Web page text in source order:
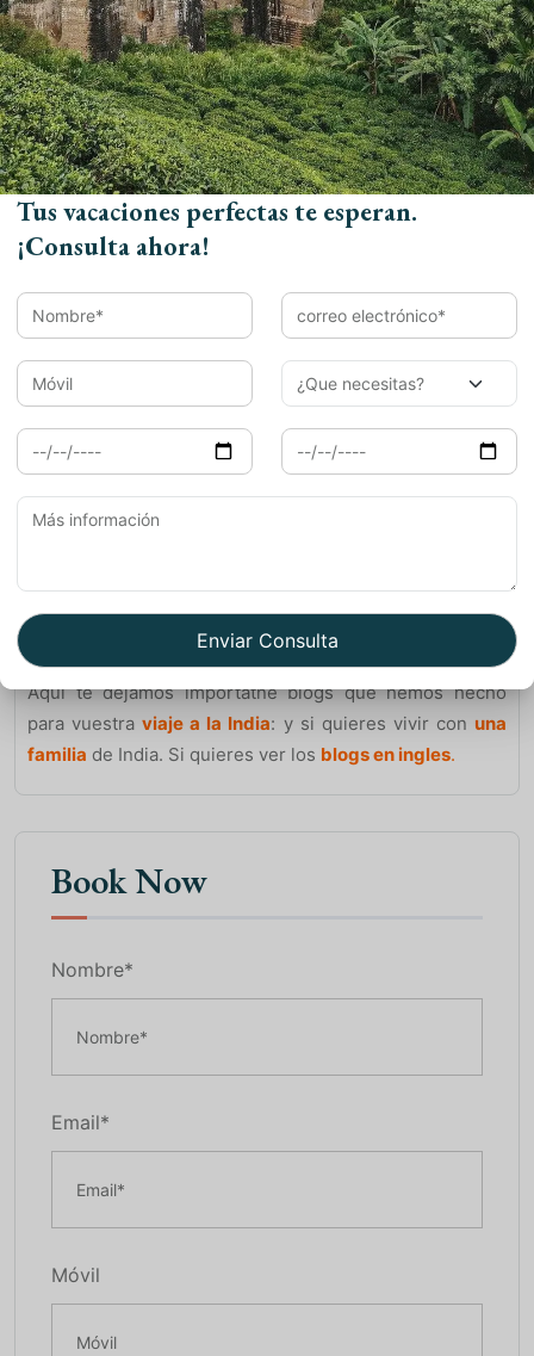
ahora. Badrinath Ki Dulhania es una película de comedia
romántica, dirigida por Shashank Khaitan. Con la
actuación de Varun Dhawan y Alia Bhatt, la película
marca la segunda entrega de una franquicia que
comenzó con Humpty Sharma Ki Dulhania. Bueno creo
que ‘Comedia Romántica’ es un género también Inglés /
Americano para bollywood. Pero todavía ha hecho bien
últimamente y con esta película también. Los personajes
y la historia parece real y Varun es excelente con su
comedia y bastante bueno en otras escenas también.
Aquí te dejamos importatne blogs que hemos hecho
para vuestraviaje a la India: y si quieres vivir conuna
familia de India. Si quieres ver los blogs en ingles.
Book Now
Nombre*
Email*
Móvil
Tus vacaciones perfectas te esperan.
¡Consulta ahora!